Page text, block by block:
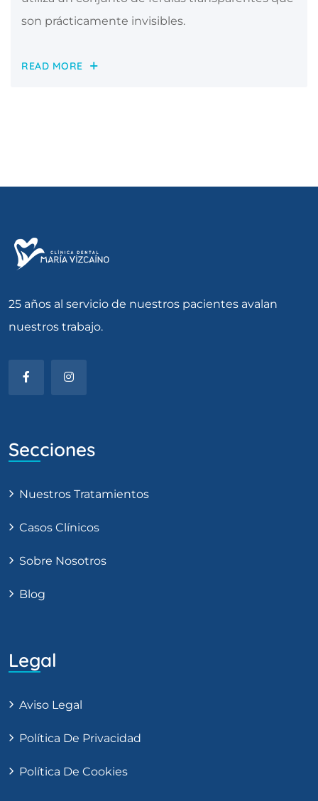
son prácticamente invisibles.
READ MORE
25 años al servicio de nuestros pacientes avalan
nuestros trabajo.
Secciones
Nuestros Tratamientos
Casos Clínicos
Sobre Nosotros
Blog
Legal
Aviso Legal
Política De Privacidad
Política De Cookies